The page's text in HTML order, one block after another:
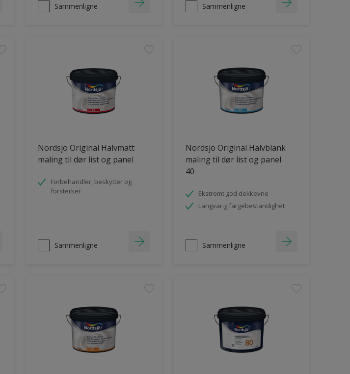
Sammenligne Sammenligne
Nordsjö Original Halvmatt
maling til dør list og panel
Forbehandler, beskytter og
forsterker
Sammenligne
Nordsjö Original Halvblank
maling til dør list og panel
40
Ekstremt god dekkevne
Langvarig fargebestandighet
Sammenligne